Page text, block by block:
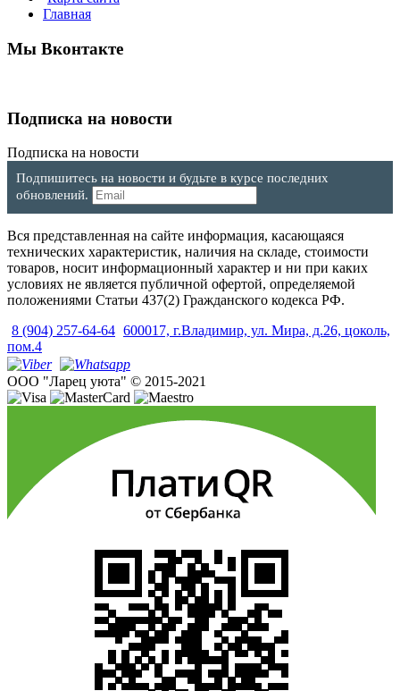
Главная
Мы Вконтакте
Подписка на новости
Подписка на новости
Подпишитесь на новости и будьте в курсе последних
обновлений.
Вся представленная на сайте информация, касающаяся
технических характеристик, наличия на складе, стоимости
товаров, носит информационный характер и ни при каких
условиях не является публичной офертой, определяемой
положениями Статьи 437(2) Гражданского кодекса РФ.
8 (904) 257-64-64 600017, г.Владимир, ул. Мира, д.26, цоколь,
пом.4
ООО "Ларец уюта" © 2015-2021